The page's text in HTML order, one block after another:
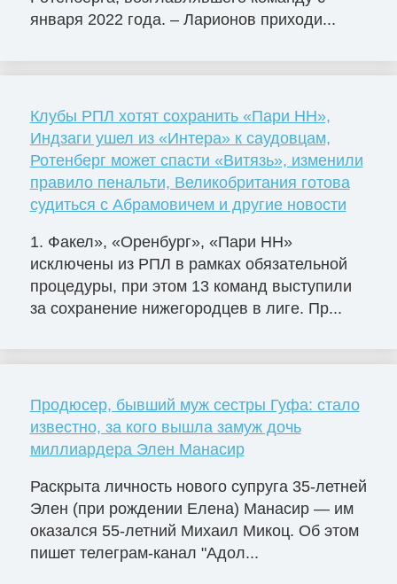
января 2022 года. – Ларионов приходи...
Клубы РПЛ хотят сохранить «Пари НН»,
Индзаги ушел из «Интера» к саудовцам,
Ротенберг может спасти «Витязь», изменили
правило пенальти, Великобритания готова
судиться с Абрамовичем и другие новости
1. Факел», «Оренбург», «Пари НН»
исключены из РПЛ в рамках обязательной
процедуры, при этом 13 команд выступили
за сохранение нижегородцев в лиге. Пр...
Продюсер, бывший муж сестры Гуфа: стало
известно, за кого вышла замуж дочь
миллиардера Элен Манасир
Раскрыта личность нового супруга 35-летней
Элен (при рождении Елена) Манасир — им
оказался 55-летний Михаил Микоц. Об этом
пишет телеграм-канал "Адол...